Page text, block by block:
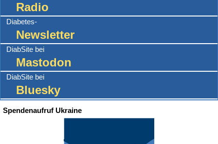
Radio
Diabetes-
Newsletter
DiabSite bei
Mastodon
DiabSite bei
Bluesky
Spendenaufruf Ukraine